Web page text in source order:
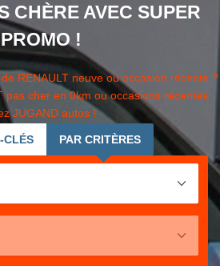
CHÈRE AVEC SUPER
PROMO !
RENAULT neuve ou occasion récente ?
pas cher en 0km ou occasions récentes
JUGAND autos !
CLÉS PAR CRITÈRES